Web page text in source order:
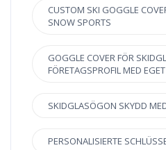
CUSTOM SKI GOGGLE
SNOW SPORTS
GOGGLE COVER FÖR
FÖRETAGSPROFIL MED
SKIDGLASÖGON SKYDD
PERSONALISIERTE